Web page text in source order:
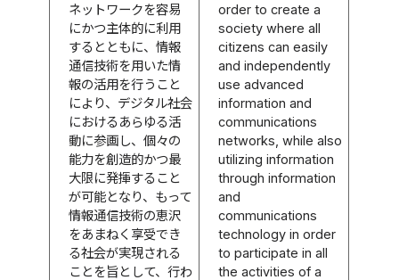
ネットワークを容易
にかつ主体的に利用
するとともに、情報
通信技術を用いた情
報の活用を行うこと
により、デジタル社会
におけるあらゆる活
動に参画し、個々の
能力を創造的かつ最
大限に発揮すること
が可能となり、もって
情報通信技術の恵沢
をあまねく享受でき
る社会が実現される
ことを旨として、行わ
order to create a
society where all
citizens can easily
and independently
use advanced
information and
communications
networks, while also
utilizing information
through information
and
communications
technology in order
to participate in all
the activities of a